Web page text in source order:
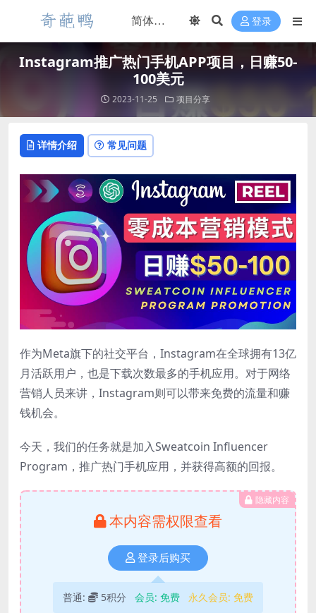
登录
Instagram推广热门手机APP项目，日赚50-
100美元
2023-11-25 项目分享
详情介绍 常见问题
作为Meta旗下的社交平台，Instagram在全球拥有13亿
月活跃用户，也是下载次数最多的手机应用。对于网络
营销人员来讲，Instagram则可以带来免费的流量和赚
钱机会。
今天，我们的任务就是加入Sweatcoin Influencer
Program，推广热门手机应用，并获得高额的回报。
隐藏内容
本内容需权限查看
登录后购买
普通: 5积分 会员: 免费 永久会员: 免费